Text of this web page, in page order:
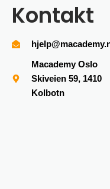
Kontakt
Macademy Oslo
Skiveien 59, 1410
Kolbotn